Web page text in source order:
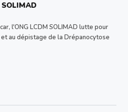
SOLIMAD
l'ONG LCDM SOLIMAD lutte pour
au dépistage de la Drépanocytose